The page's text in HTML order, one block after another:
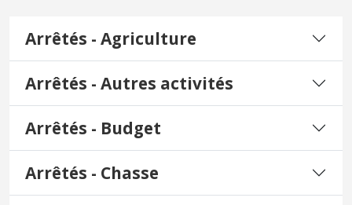
Arrêtés - Agriculture
Arrêtés - Autres activités
Arrêtés - Budget
Arrêtés - Chasse